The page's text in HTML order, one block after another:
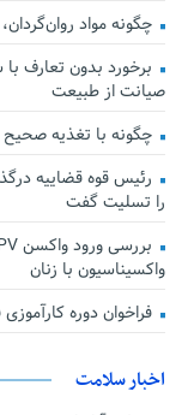
چگونه مواد
برخورد بدون تعارف
صیانت از طبیعت
چگونه با تغذیه
رئیس قوه قضاییه
را تسلیت گفت
واکسیناسیون با زنان
فراخوان دوره
اخبار سلامت